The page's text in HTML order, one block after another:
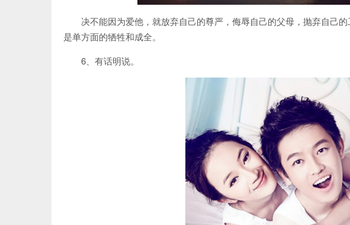
决不能因为爱他，就放弃自己的尊严，侮辱自己的父母，抛弃自己
是单方面的牺牲和成全。
6、有话明说。